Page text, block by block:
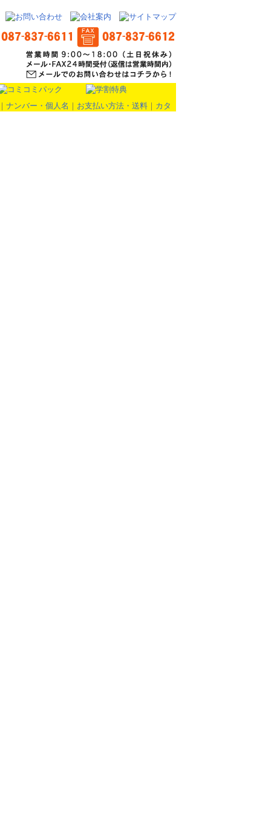
ナンバー・個人名 ｜ お支払い方法・送料 ｜ カタ